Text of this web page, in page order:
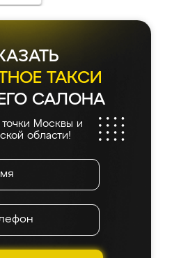
ТАКСИ
САЛОНА
Москвы и
области!